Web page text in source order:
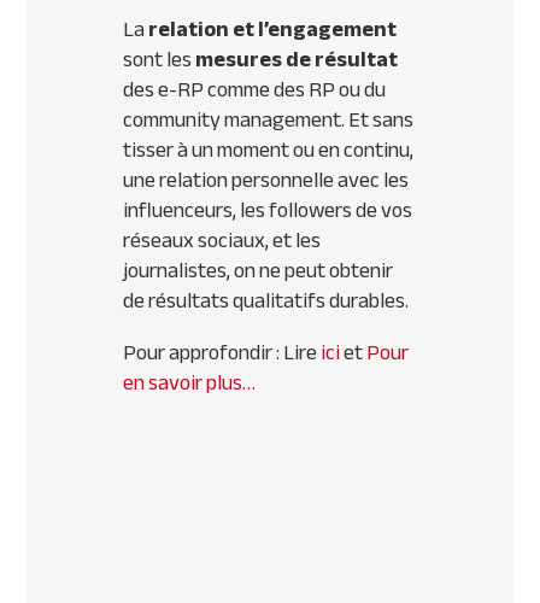
Larelation et l’engagement
sont lesmesures de résultat
des e-RP comme des RP ou du
community management. Et sans
tisser à un moment ou en continu,
une relation personnelle avec les
influenceurs, les followers de vos
réseaux sociaux, et les
journalistes, on ne peut obtenir
de résultats qualitatifs durables.
Pour approfondir : LireicietPour
en savoir plus…